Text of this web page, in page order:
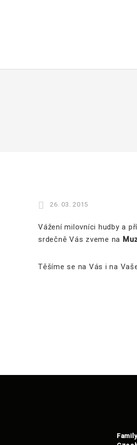
26. 03. 2015
Vážení milovníci hudby a
srdečně Vás zveme na
Těšíme se na Vás i na